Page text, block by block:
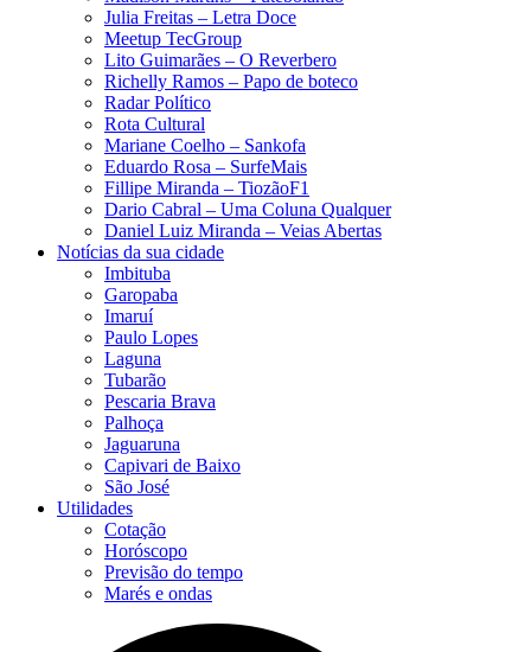
Julia Freitas​ – Letra Doce
Meetup TecGroup
Lito Guimarães – O Reverbero
Richelly Ramos​ – Papo de boteco
Radar Político
Rota Cultural
Mariane Coelho – Sankofa
Eduardo Rosa​ – SurfeMais
Fillipe Miranda – TiozãoF1
Dario Cabral – Uma Coluna Qualquer
Daniel Luiz Miranda – Veias Abertas
Notícias da sua cidade
Imbituba
Garopaba
Imaruí
Paulo Lopes
Laguna
Tubarão
Pescaria Brava
Palhoça
Jaguaruna
Capivari de Baixo
São José
Utilidades
Cotação
Horóscopo
Previsão do tempo
Marés e ondas